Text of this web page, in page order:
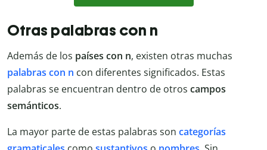
Otras palabras con n
Además de los países con n, existen otras muchas
palabras con n con diferentes significados. Estas
palabras se encuentran dentro de otros campos
semánticos.
La mayor parte de estas palabras son categorías